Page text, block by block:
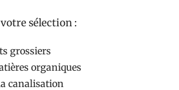
sélection :
grossiers
organiques
canalisation